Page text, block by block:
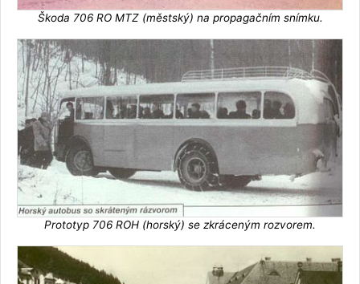
Škoda 706 RO MTZ (městský) na propagačním snímku.
Prototyp 706 ROH (horský) se zkráceným rozvorem.